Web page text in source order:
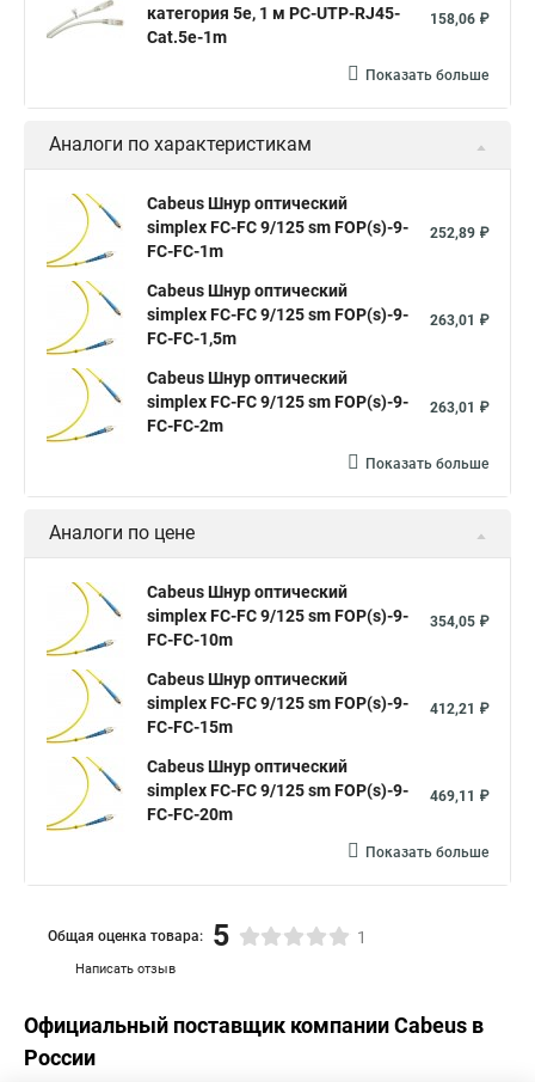
категория 5e, 1 м PC-UTP-RJ45-
Cat.5e-1m
158,06 ₽
Показать больше
Аналоги по характеристикам
Cabeus Шнур оптический
simplex FC-FC 9/125 sm FOP(s)-9-
FC-FC-1m
252,89 ₽
Cabeus Шнур оптический
simplex FC-FC 9/125 sm FOP(s)-9-
FC-FC-1,5m
263,01 ₽
Cabeus Шнур оптический
simplex FC-FC 9/125 sm FOP(s)-9-
FC-FC-2m
263,01 ₽
Показать больше
Аналоги по цене
Cabeus Шнур оптический
simplex FC-FC 9/125 sm FOP(s)-9-
FC-FC-10m
354,05 ₽
Cabeus Шнур оптический
simplex FC-FC 9/125 sm FOP(s)-9-
FC-FC-15m
412,21 ₽
Cabeus Шнур оптический
simplex FC-FC 9/125 sm FOP(s)-9-
FC-FC-20m
469,11 ₽
Показать больше
Написать отзыв
Общая оценка товара: 5 1
Официальный поставщик компанииCabeus в
России